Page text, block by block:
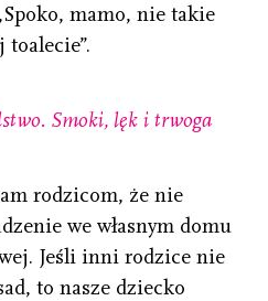
mamo, nie takie
toalecie”.
Smoki, lęk i trwoga
rodzicom, że nie
we własnym domu
Jeśli inni rodzice nie
to nasze dziecko